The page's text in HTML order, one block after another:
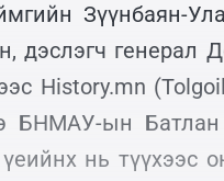
Зүүнбаян-
дэслэгч
History.mn
БНМАУ-ын Батлан
нь түүхээс